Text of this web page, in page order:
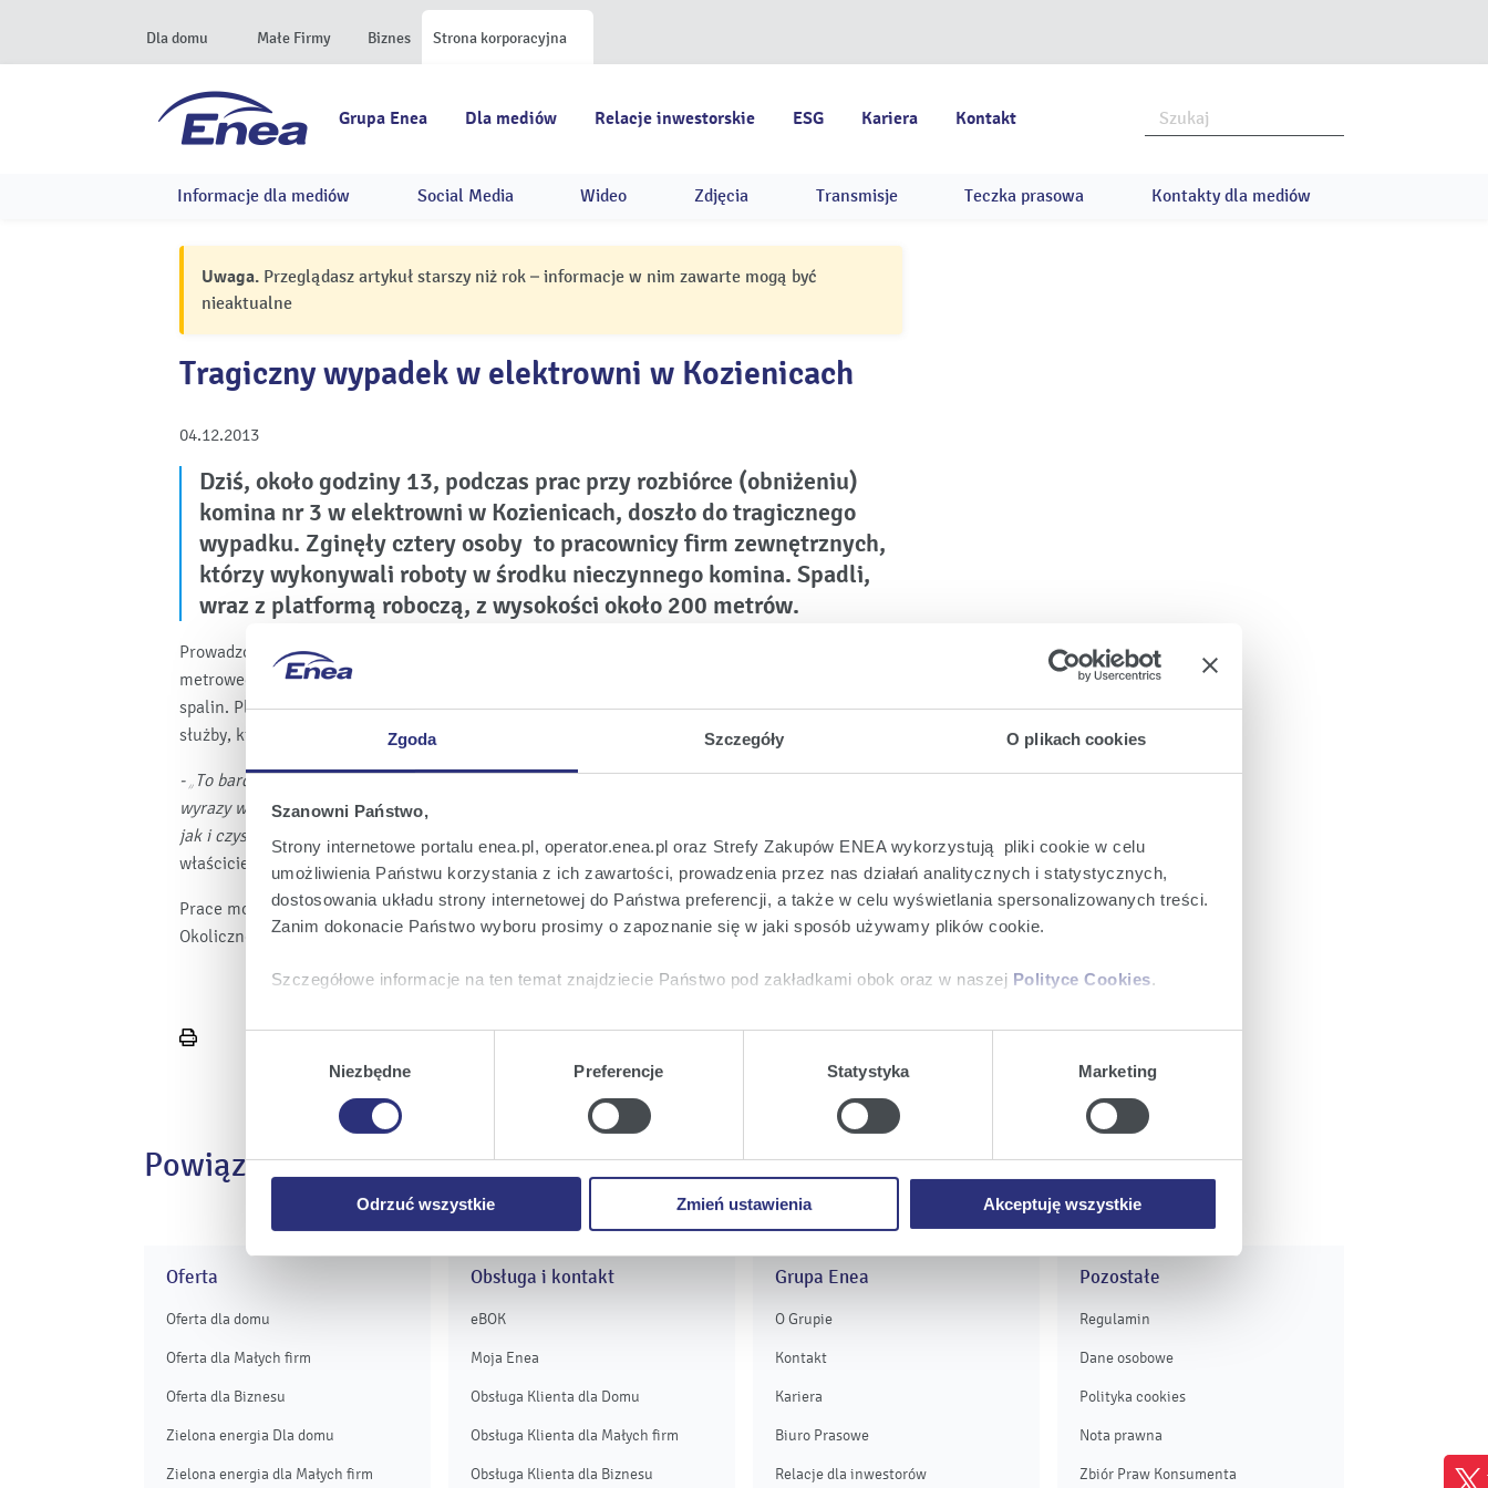
Zgoda Szczegóły O plikach cookies
Szanowni Państwo,
Strony internetowe portalu enea.pl, operator.enea.pl oraz Strefy Zakupów ENEA wykorzystują pliki cookie w celu
umożliwienia Państwu korzystania z ich zawartości, prowadzenia przez nas działań analitycznych i statystycznych,
dostosowania układu strony internetowej do Państwa preferencji, a także w celu wyświetlania spersonalizowanych treści.
Zanim dokonacie Państwo wyboru prosimy o zapoznanie się w jaki sposób używamy plików cookie.
Szczegółowe informacje na ten temat znajdziecie Państwo pod zakładkami obok oraz w naszej Polityce Cookies.
KlikającAkceptuję wszystkiewyrażają Państwo zgodę na umieszczenie wszystkich rodzajów plików cookie z
Zmień ustawienia
, możecie Państwo wybrać jakie rodzaje plików cookie będziemy umieszczać w Państwa
urządzeniu.
KlikającOdrzuć wszystkie
, odmawiacie Państwo zgody na instalację plików cookie – odmowa ta nie dotyczy jednak
plików cookie niezbędnych do prawidłowego wyświetlania i działania naszych stron internetowych.
Niezbędne Preferencje Statystyka Marketing
Odrzuć wszystkie Zmień ustawienia Akceptuję wszystkie
Dla domu Małe Firmy Biznes Strona korporacyjna
Grupa Enea Dla mediów Relacje inwestorskie ESG Kariera Kontakt
Informacje dla mediów Social Media Wideo Zdjęcia Transmisje Teczka prasowa Kontakty dla mediów
Uwaga. Przeglądasz artykuł starszy niż rok – informacje w nim zawarte mogą być
nieaktualne
Tragiczny wypadek w elektrowni w Kozienicach
04.12.2013
Dziś, około godziny 13, podczas prac przy rozbiórce (obniżeniu)
komina nr 3 w elektrowni w Kozienicach, doszło do tragicznego
wypadku. Zginęły cztery osoby to pracownicy firm zewnętrznych,
którzy wykonywali roboty w środku nieczynnego komina. Spadli,
wraz z platformą roboczą, z wysokości około 200 metrów.
Prowadzone prace modernizacyjne polegały na wyburzeniu części nieczynnego obecnie 300-
metrowego komina i dostosowaniu go do powstającej, nowoczesnej instalacji odsiarczania
spalin. Platforma runęła w dół z dużej wysokości. Na miejscu wypadku natychmiast pojawiły się
służby, które podjęły akcję ratunkową.
- „To bardzo smutny dzień dla całej polskiej energetyki. Składam najszczersze kondolencje i
wyrazy współczucia rodzinom ofiar. Deklarujemy nasze pełne wsparcie zarówno psychologiczne,
jak i czysto ludzkie” – powiedział Krzysztof Zamasz, Prezes Zarządu ENEA S.A., która jest
właścicielem elektrowni.
Prace modernizacyjne zostały przerwane, natomiast cała elektrownia działa bez zakłóceń.
Okoliczności zdarzenia, na miejscu, wyjaśniają odpowiednie służby, pod nadzorem prokuratury.
Wydrukuj
Enea
Twitter
Enea
Youtube
Enea
Facebook
Powiązane informacje
Oferta
Oferta dla domu
Oferta dla Małych firm
Oferta dla Biznesu
Zielona energia Dla domu
Zielona energia dla Małych firm
Obsługa i kontakt
eBOK
Moja Enea
Obsługa Klienta dla Domu
Obsługa Klienta dla Małych firm
Obsługa Klienta dla Biznesu
Grupa Enea
O Grupie
Kontakt
Kariera
Biuro Prasowe
Relacje dla inwestorów
Pozostałe
Regulamin
Dane osobowe
Polityka cookies
Nota prawna
Zbiór Praw Konsumenta